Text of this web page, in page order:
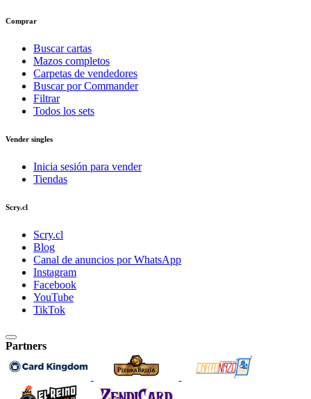
Comprar
Buscar cartas
Mazos completos
Carpetas de vendedores
Buscar por Commander
Filtrar
Todos los sets
Vender singles
Inicia sesión para vender
Tiendas
Scry.cl
Scry.cl
Blog
Canal de anuncios por WhatsApp
Instagram
Facebook
YouTube
TikTok
Partners